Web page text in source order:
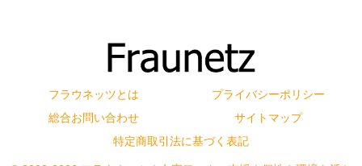
フラウネッツとは
プライバシーポリシー
総合お問い合わせ
サイトマップ
特定商取引法に基づく表記